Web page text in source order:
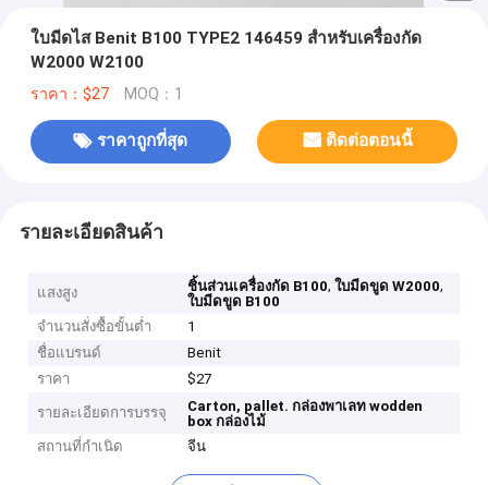
ใบมีดไส Benit B100 TYPE2 146459 สำหรับเครื่องกัด
W2000 W2100
ราคา：$27 MOQ：1
ราคาถูกที่สุด ติดต่อตอนนี้
รายละเอียดสินค้า
แสงสูง ชิ้นส่วนเครื่องกัด B100,ใบมีดขูด W2000,
ใบมีดขูด B100
จำนวนสั่งซื้อขั้นต่ำ
1
ชื่อแบรนด์
Benit
ราคา
$27
รายละเอียดการบรรจุ Carton, pallet. กล่องพาเลท wodden
box กล่องไม้
สถานที่กำเนิด
จีน